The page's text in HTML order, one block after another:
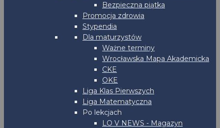
Bezpieczna piątka
Promocja zdrowia
Stypendia
Dla maturzystów
Ważne terminy
Wrocławska Mapa Akademicka
CKE
OKE
Liga Klas Pierwszych
Liga Matematyczna
Po lekcjach
LO V NEWS - Magazyn